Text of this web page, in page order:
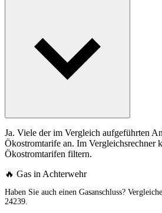
Ja. Viele der im Vergleich aufgeführten
Ökostromtarife an. Im Vergleichsrechner
Ökostromtarifen filtern.
🔥 Gas in Achterwehr
Haben Sie auch einen Gasanschluss?
24239.